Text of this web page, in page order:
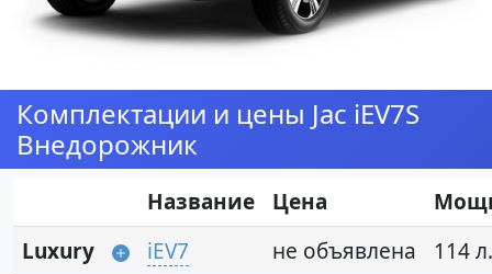
Комплектации и цены Jac iEV7S
Внедорожник
Название Цена
Luxury
iEV7 не объявлена 114